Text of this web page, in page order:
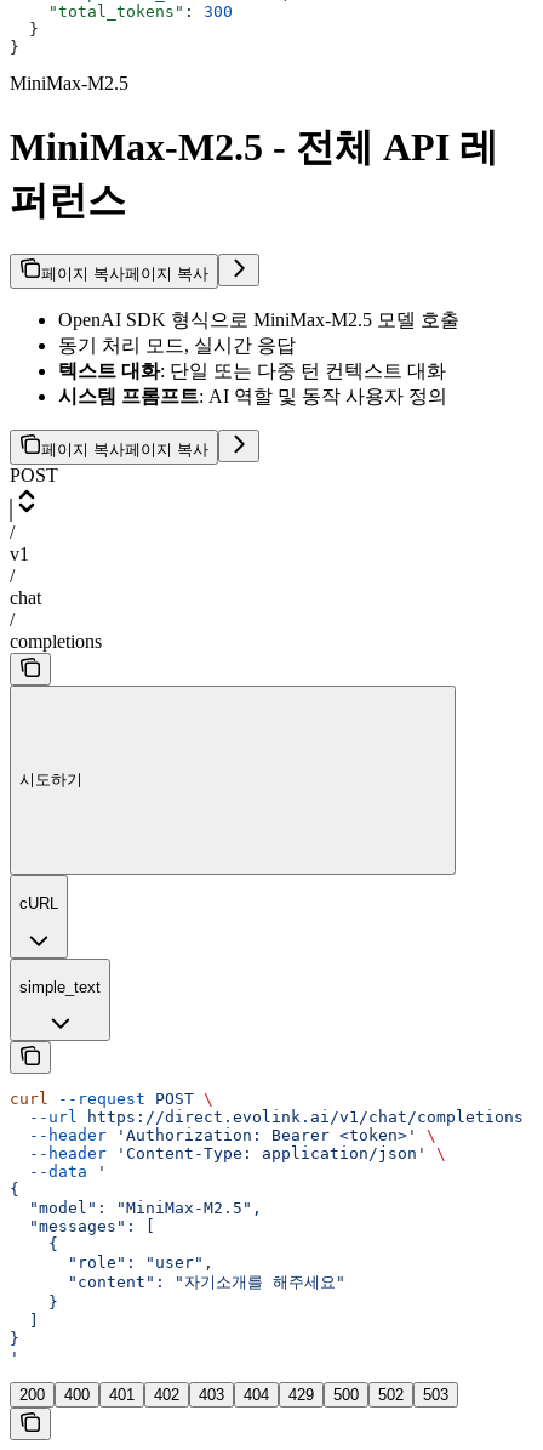
    "total_tokens"
: 300
  }
}
MiniMax-M2.5
MiniMax-M2.5 - 전체 API 레
퍼런스
페이지 복사페이지 복사
OpenAI SDK 형식으로 MiniMax-M2.5 모델 호출
동기 처리 모드, 실시간 응답
텍스트 대화: 단일 또는 다중 턴 컨텍스트 대화
시스템 프롬프트: AI 역할 및 동작 사용자 정의
페이지 복사페이지 복사
POST
/
v1
/
chat
/
completions
시도하기
cURL
simple_text
curl --request POST \
  --url
https://direct.evolink.ai/v1/chat/completions
  --header
'Authorization: Bearer <token>'
\
  --header
'Content-Type: application/json'
\
  --data
'
{
  "model": "MiniMax-M2.5",
  "messages": [
    {
      "role": "user",
      "content": "자기소개를 해주세요"
    }
}
'
200 400 401 402 403 404 429 500 502 503